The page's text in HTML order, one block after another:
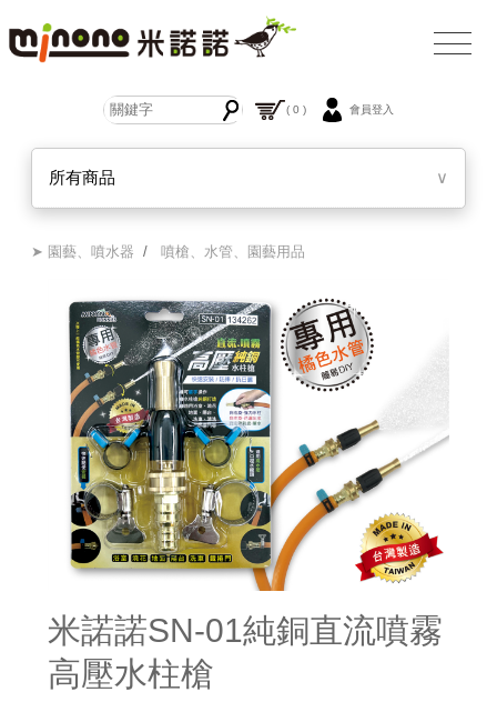
( 0 ) 會員登入
所有商品 ∨
➤ 園藝、噴水器 /噴槍、水管、園藝用品
米諾諾SN-01純銅直流噴霧
高壓水柱槍